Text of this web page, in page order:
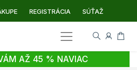
REGISTRÁCIA SÚŤAŽ
AŽ 45 % NAVIAC